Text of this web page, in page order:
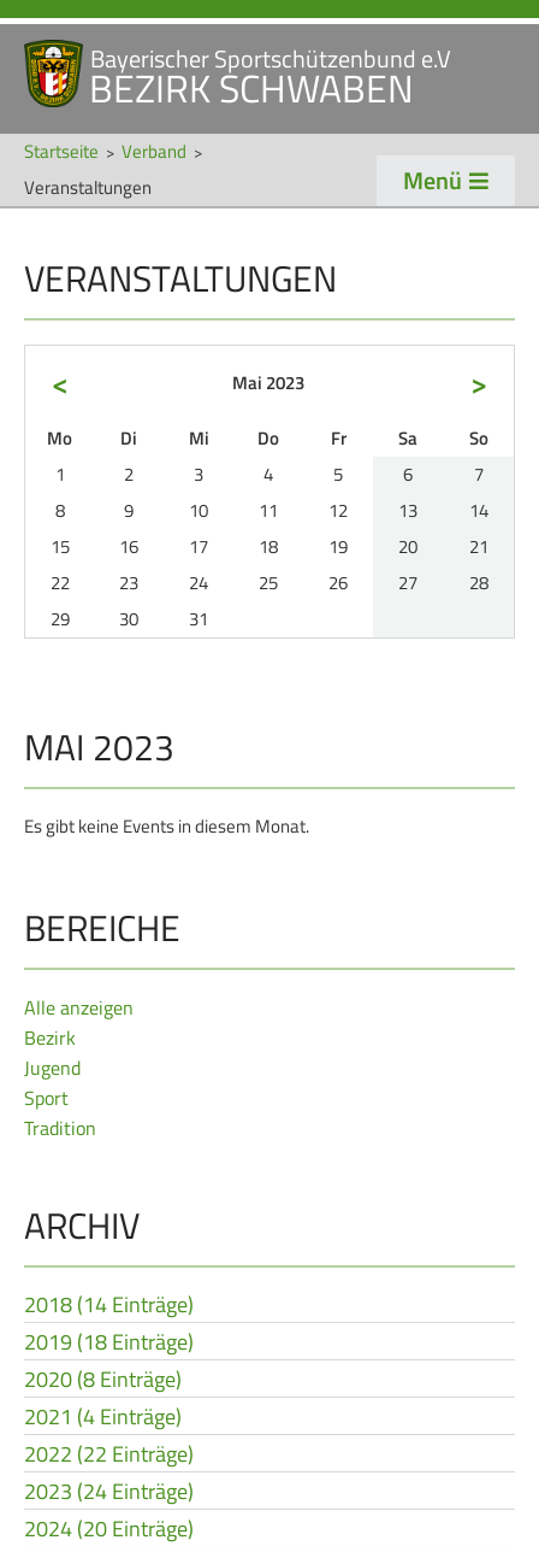
Bayerischer Sportschützenbund e.V
BEZIRK SCHWABEN
Startseite
Verband
Veranstaltungen
Menü
VERANSTALTUNGEN
< Mai 2023 >
Montag Di MittwochDonnerstag
Freitag Samstag Sonntag
1
2 3 4 5 6
7
8
9 10 11 12 13
14
15
16 17 18 19 20
21
22
23 24 25 26 27
28
29
30 31
MAI 2023
Es gibt keine Events in diesem Monat.
BEREICHE
Alle anzeigen
Bezirk
Jugend
Sport
Tradition
ARCHIV
2018 (14 Einträge)
2019 (18 Einträge)
2020 (8 Einträge)
2021 (4 Einträge)
2022 (22 Einträge)
2023 (24 Einträge)
2024 (20 Einträge)
Navigation
überspringen
STARTSEITE
VERANSTALTUNGEN
NEWS
Navigation
Veranstaltungen
Bezirk Schwaben
Präsidium
Referenten
Ehrungen
Service
Schützentradition
Bezirksschützen­tag
Böllerschützen
Schützen­­museum
SPORT
Bogen
DAMEN
Damen im Schützensport
Bezirkspokal
Frauen Ü40
BREITENSPORT
überspringen